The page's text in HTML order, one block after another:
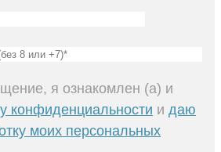
я ознакомлен (а) и
конфиденциальности и даю
моих персональных